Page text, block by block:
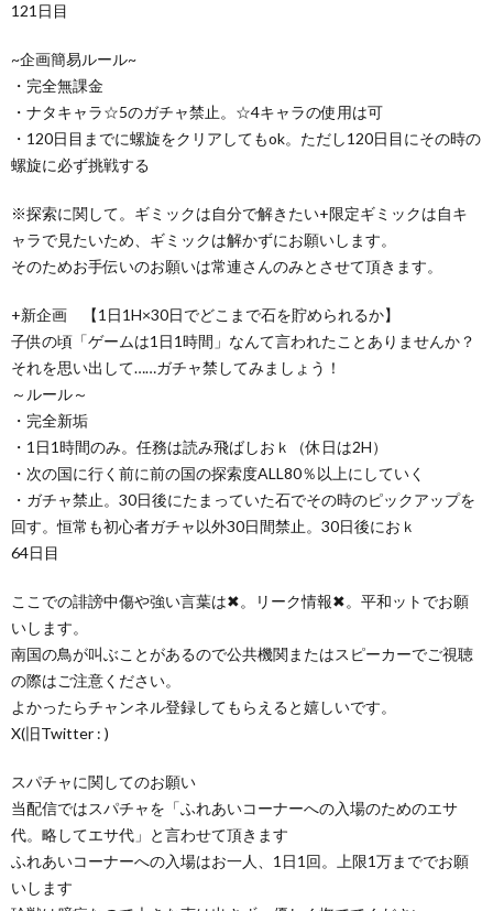
121日目
~企画簡易ルール~
・完全無課金
・ナタキャラ☆5のガチャ禁止。☆4キャラの使用は可
・120日目までに螺旋をクリアしてもok。ただし120日目にその時の
螺旋に必ず挑戦する
※探索に関して。ギミックは自分で解きたい+限定ギミックは自キ
ャラで見たいため、ギミックは解かずにお願いします。
そのためお手伝いのお願いは常連さんのみとさせて頂きます。
+新企画 【1日1H×30日でどこまで石を貯められるか】
子供の頃「ゲームは1日1時間」なんて言われたことありませんか？
それを思い出して……ガチャ禁してみましょう！
～ルール～
・完全新垢
・1日1時間のみ。任務は読み飛ばしおｋ（休日は2H）
・次の国に行く前に前の国の探索度ALL80％以上にしていく
・ガチャ禁止。30日後にたまっていた石でその時のピックアップを
回す。恒常も初心者ガチャ以外30日間禁止。30日後におｋ
64日目
ここでの誹謗中傷や強い言葉は✖。リーク情報✖。平和ットでお願
いします。
​​南国の鳥が叫ぶことがあるので公共機関またはスピーカーでご視聴
の際はご注意ください。
よかったらチャンネル登録してもらえると嬉しいです。
X(旧Twitter : )
スパチャに関してのお願い
当配信ではスパチャを「ふれあいコーナーへの入場のためのエサ
代。略してエサ代」と言わせて頂きます
ふれあいコーナーへの入場はお一人、1日1回。上限1万まででお願
いします